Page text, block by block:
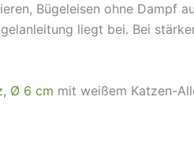
Bügeleisen ohne Dampf
liegt bei. Bei
Ø 6 cm mit weißem Katzen-